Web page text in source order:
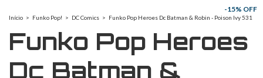
Início > Funko Pop! > DC Comics > Funko Pop Heroes Dc Batman & Robin - Poison Ivy 531
Funko Pop Heroes
Dc Batman &
-15% OFF